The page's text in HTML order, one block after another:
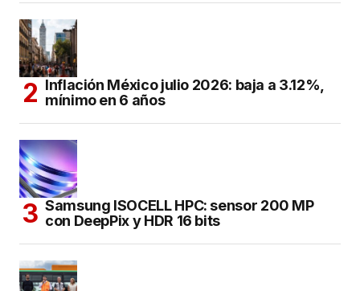
Inflación México julio 2026: baja a 3.12%,
mínimo en 6 años
Samsung ISOCELL HPC: sensor 200 MP
con DeepPix y HDR 16 bits